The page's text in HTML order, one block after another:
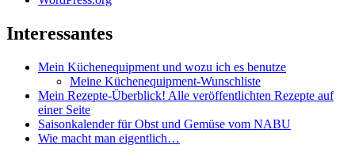
Interessantes
Mein Küchenequipment und wozu ich es benutze
Meine Küchenequipment-Wunschliste
Mein Rezepte-Überblick! Alle veröffentlichten Rezepte auf
einer Seite
Saisonkalender für Obst und Gemüse vom NABU
Wie macht man eigentlich…